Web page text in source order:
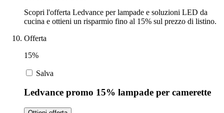
Scopri l'offerta Ledvance per lampade e soluzioni LED da
cucina e ottieni un risparmio fino al 15% sul prezzo di listino.
Offerta
15%
Salva
Ledvance promo 15% lampade per camerette